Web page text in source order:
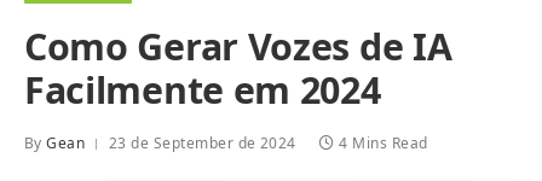
Como Gerar Vozes de IA
Facilmente em 2024
By Gean 23 de September de 2024 4 Mins Read